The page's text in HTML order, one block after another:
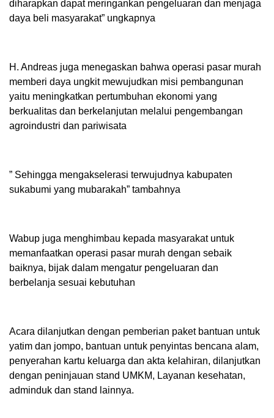
diharapkan dapat meringankan pengeluaran dan menjaga
daya beli masyarakat” ungkapnya
H. Andreas juga menegaskan bahwa operasi pasar murah
memberi daya ungkit mewujudkan misi pembangunan
yaitu meningkatkan pertumbuhan ekonomi yang
berkualitas dan berkelanjutan melalui pengembangan
agroindustri dan pariwisata
” Sehingga mengakselerasi terwujudnya kabupaten
sukabumi yang mubarakah” tambahnya
Wabup juga menghimbau kepada masyarakat untuk
memanfaatkan operasi pasar murah dengan sebaik
baiknya, bijak dalam mengatur pengeluaran dan
berbelanja sesuai kebutuhan
Acara dilanjutkan dengan pemberian paket bantuan untuk
yatim dan jompo, bantuan untuk penyintas bencana alam,
penyerahan kartu keluarga dan akta kelahiran, dilanjutkan
dengan peninjauan stand UMKM, Layanan kesehatan,
adminduk dan stand lainnya.